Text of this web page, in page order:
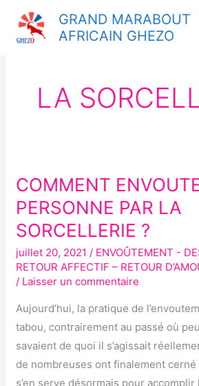
contenu
GRAND MARABOUT
AFRICAIN GHEZO
LA
COMMENT
PERSONNE PAR LA
SORCELLERIE ?
juillet 20, 2021 / ENVOÛTEMENT -
RETOUR AFFECTIF – RETOUR
/ Laisser un commentaire
Aujourd’hui, la pratique de
tabou, contrairement au passé où
savaient de quoi il s’agissait
de nombreuses ont finalement
s’en serve désormais pour
COMMENT
ENVOUTER
PERSONNE
PAR
LA
?